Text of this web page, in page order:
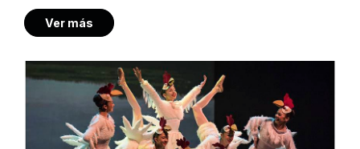
Ver más